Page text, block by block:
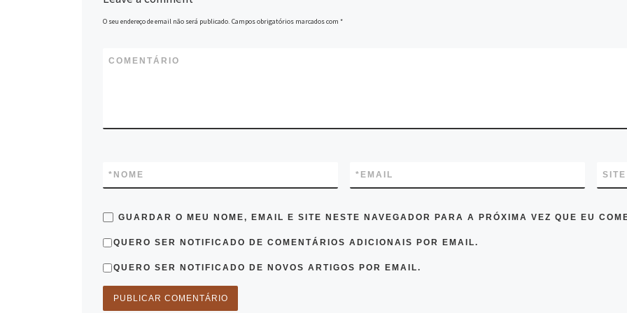
O seu endereço de email não será publicado. Campos obrigatórios marcados com*
COMENTÁRIO
NOME
* EMAIL
* SITE
GUARDAR O MEU NOME, EMAIL E SITE NESTE NAVEGADOR PARA A PRÓXIMA VEZ QUE EU
QUERO SER NOTIFICADO DE COMENTÁRIOS ADICIONAIS POR EMAIL.
QUERO SER NOTIFICADO DE NOVOS ARTIGOS POR EMAIL.